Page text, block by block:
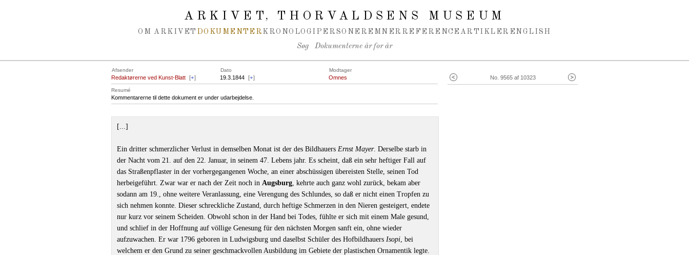
ARKIVET, THORVALDSENS MUSEUM
OM ARKIVET DOKUMENTER KRONOLOGI PERSONER EMNER REFERENCEARTIKLER ENGLISH
Søg Dokumenterne år for år
No. 9565 af 10323
Afsender Dato Modtager
Redaktørerne ved Kunst-Blatt [+] 19.3.1844 [+] Omnes
Resumé
Kommentarerne til dette dokument er under udarbejdelse.
[...]
Ein dritter schmerzlicher Verlust in demselben Monat ist der des Bildhauers Ernst Mayer. Derselbe starb in
der Nacht vom 21. auf den 22. Januar, in seinem 47. Lebens jahr. Es scheint, daß ein sehr heftiger Fall auf
das Straßenpflaster in der vorhergegangenen Woche, an einer abschüssigen übereisten Stelle, seinen Tod
herbeigeführt. Zwar war er nach der Zeit noch in Augsburg, kehrte auch ganz wohl zurück, bekam aber
sodann am 19., ohne weitere Veranlassung, eine Verengung des Schlundes, so daß er nicht einen Tropfen zu
sich nehmen konnte. Dieser schreckliche Zustand, durch heftige Schmerzen in den Nieren gesteigert, endete
nur kurz vor seinem Scheiden. Obwohl schon in der Hand bei Todes, fühlte er sich mit einem Male gesund,
und schlief in der Hoffnung auf völlige Genesung für den nächsten Morgen sanft ein, ohne wieder
aufzuwachen. Er war 1796 geboren in Ludwigsburg und daselbst Schüler des Hofbildhauers Isopi, bei
welchem er den Grund zu seiner geschmackvollen Ausbildung im Gebiete der plastischen Ornamentik legte.